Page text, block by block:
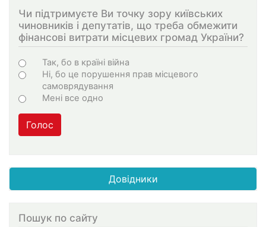
Чи підтримуєте Ви точку зору київських
чиновників і депутатів, що треба обмежити
фінансові витрати місцевих громад України?
Варіанти
Так, бо в країні війна
Ні, бо це порушення прав місцевого
самоврядування
Мені все одно
Голос
Довідники
Пошук по сайту